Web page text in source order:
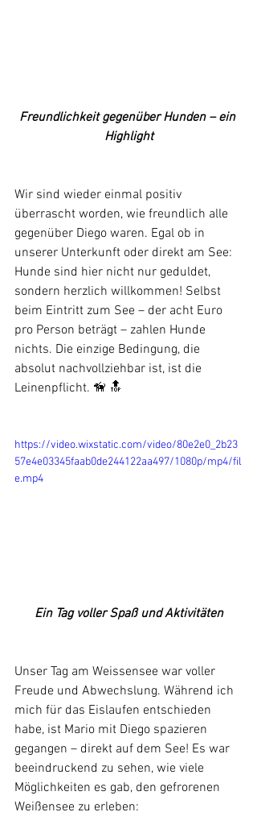
Freundlichkeit gegenüber Hunden – ein
Highlight
Wir sind wieder einmal positiv
überrascht worden, wie freundlich alle
gegenüber Diego waren. Egal ob in
unserer Unterkunft oder direkt am See:
Hunde sind hier nicht nur geduldet,
sondern herzlich willkommen! Selbst
beim Eintritt zum See – der acht Euro
pro Person beträgt – zahlen Hunde
nichts. Die einzige Bedingung, die
absolut nachvollziehbar ist, ist die
Leinenpflicht. 🦮 🔝
https://video.wixstatic.com/video/80e2e0_2b23
57e4e03345faab0de244122aa497/1080p/mp4/fil
e.mp4
Ein Tag voller Spaß und Aktivitäten
Unser Tag am Weissensee war voller
Freude und Abwechslung. Während ich
mich für das Eislaufen entschieden
habe, ist Mario mit Diego spazieren
gegangen – direkt auf dem See! Es war
beeindruckend zu sehen, wie viele
Möglichkeiten es gab, den gefrorenen
Weißensee zu erleben: